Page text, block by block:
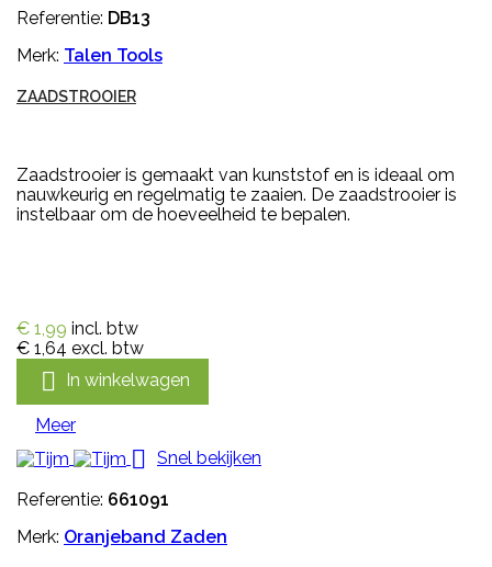
Referentie: DB13
Merk: Talen Tools
ZAADSTROOIER
Zaadstrooier is gemaakt van kunststof en is ideaal om
nauwkeurig en regelmatig te zaaien. De zaadstrooier is
instelbaar om de hoeveelheid te bepalen.
€ 1,99 incl. btw
€ 1,64 excl. btw
 In winkelwagen
Meer
 Snel bekijken
Referentie: 661091
Merk: Oranjeband Zaden